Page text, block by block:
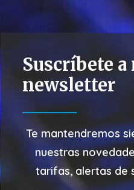
Suscríbete
newsletter
Te mantendremos
nuestras
tarifas, alertas de